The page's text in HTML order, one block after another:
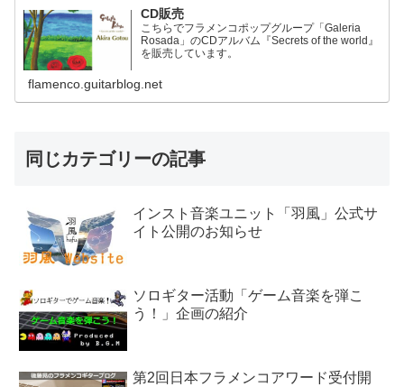
CD販売
こちらでフラメンコポップグループ「Galeria
Rosada」のCDアルバム『Secrets of the world』
を販売しています。
flamenco.guitarblog.net
同じカテゴリーの記事
インスト音楽ユニット「羽風」公式サ
イト公開のお知らせ
ソロギター活動「ゲーム音楽を弾こ
う！」企画の紹介
第2回日本フラメンコアワード受付開